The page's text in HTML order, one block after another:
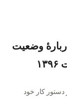
وضعیت
کار خود